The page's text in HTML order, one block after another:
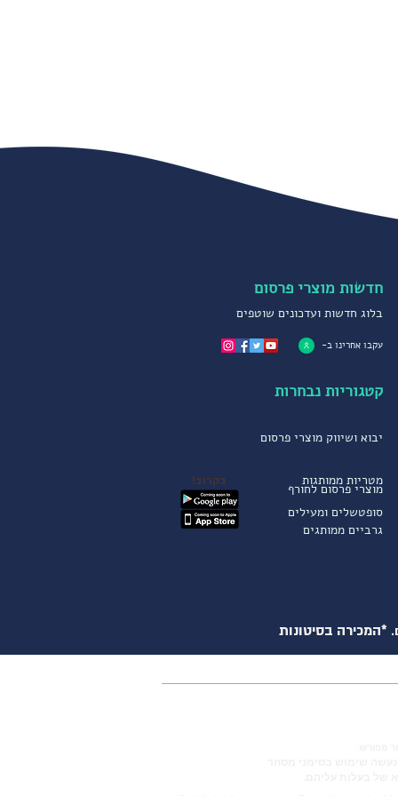
מוצרי פרסום לחורף בקרוב!
*המכירה בסיטונות
בלוג חדשות ועדכונים שוטפים
עקבו אחרינו ב-
קטגוריות נבחרות
יבוא ושיווק מוצרי פרסום
מטריות ממותגות
סופטשלים ומעילים
גרביים ממותגים
חדשות מוצרי פרסום